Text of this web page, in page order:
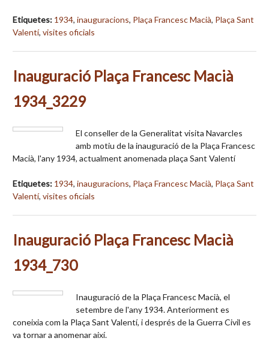
Etiquetes: 1934, inauguracions, Plaça Francesc Macià, Plaça Sant
Valentí, visites oficials
Inauguració Plaça Francesc Macià
1934_3229
El conseller de la Generalitat visita Navarcles
amb motiu de la inauguració de la Plaça Francesc
Macià, l'any 1934, actualment anomenada plaça Sant Valentí
Etiquetes: 1934, inauguracions, Plaça Francesc Macià, Plaça Sant
Valentí, visites oficials
Inauguració Plaça Francesc Macià
1934_730
Inauguració de la Plaça Francesc Macià, el
setembre de l'any 1934. Anteriorment es
coneixia com la Plaça Sant Valentí, i després de la Guerra Civil es
va tornar a anomenar així.